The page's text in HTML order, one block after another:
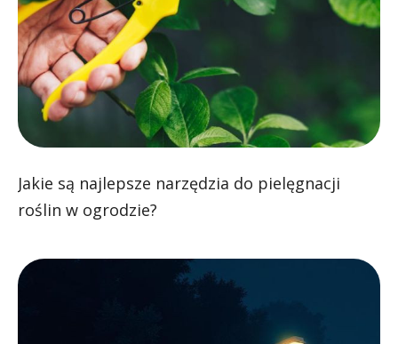
Jakie są najlepsze narzędzia do pielęgnacji
roślin w ogrodzie?